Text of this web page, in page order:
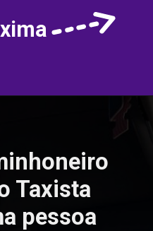
Taxista
pessoa